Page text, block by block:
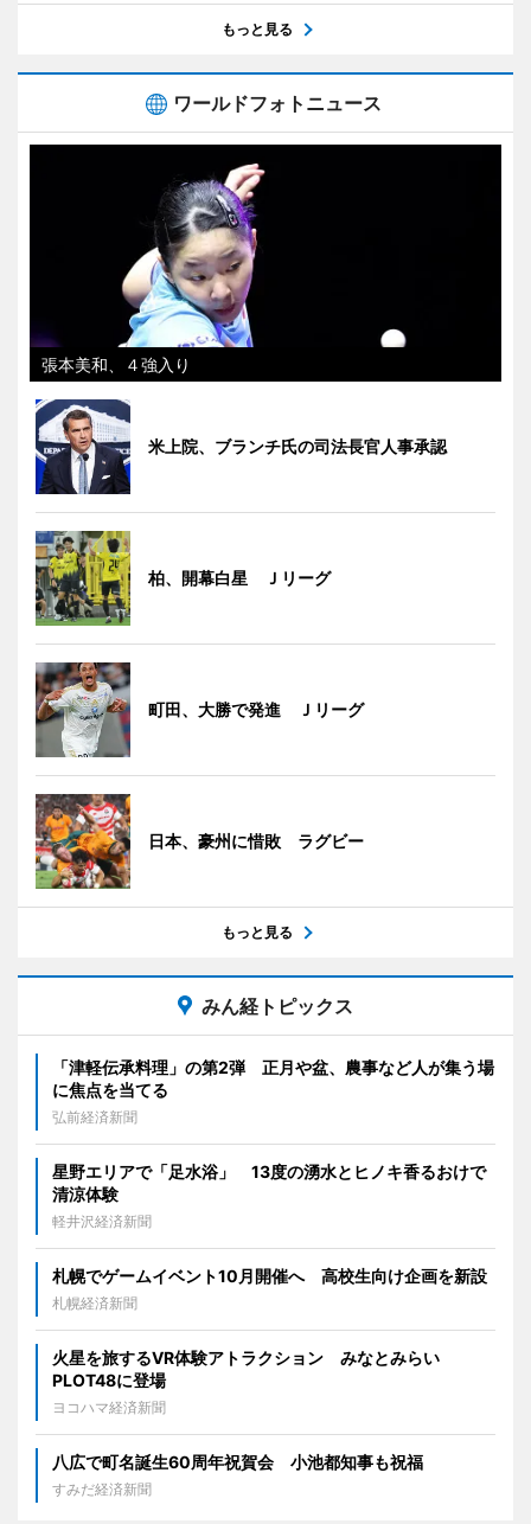
もっと見る
ワールドフォトニュース
張本美和、４強入り
米上院、ブランチ氏の司法長官人事承認
柏、開幕白星 Ｊリーグ
町田、大勝で発進 Ｊリーグ
日本、豪州に惜敗 ラグビー
もっと見る
みん経トピックス
「津軽伝承料理」の第2弾 正月や盆、農事など人が集う場
に焦点を当てる
弘前経済新聞
星野エリアで「足水浴」 13度の湧水とヒノキ香るおけで
清涼体験
軽井沢経済新聞
札幌でゲームイベント10月開催へ 高校生向け企画を新設
札幌経済新聞
火星を旅するVR体験アトラクション みなとみらい
PLOT48に登場
ヨコハマ経済新聞
八広で町名誕生60周年祝賀会 小池都知事も祝福
すみだ経済新聞